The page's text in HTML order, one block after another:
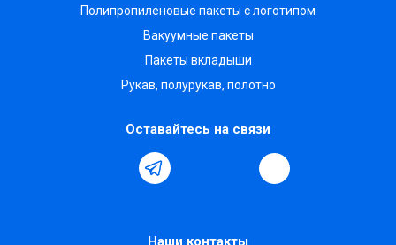
Полипропиленовые пакеты с логотипом
Вакуумные пакеты
Пакеты вкладыши
Рукав, полурукав, полотно
Оставайтесь на связи
Наши контакты